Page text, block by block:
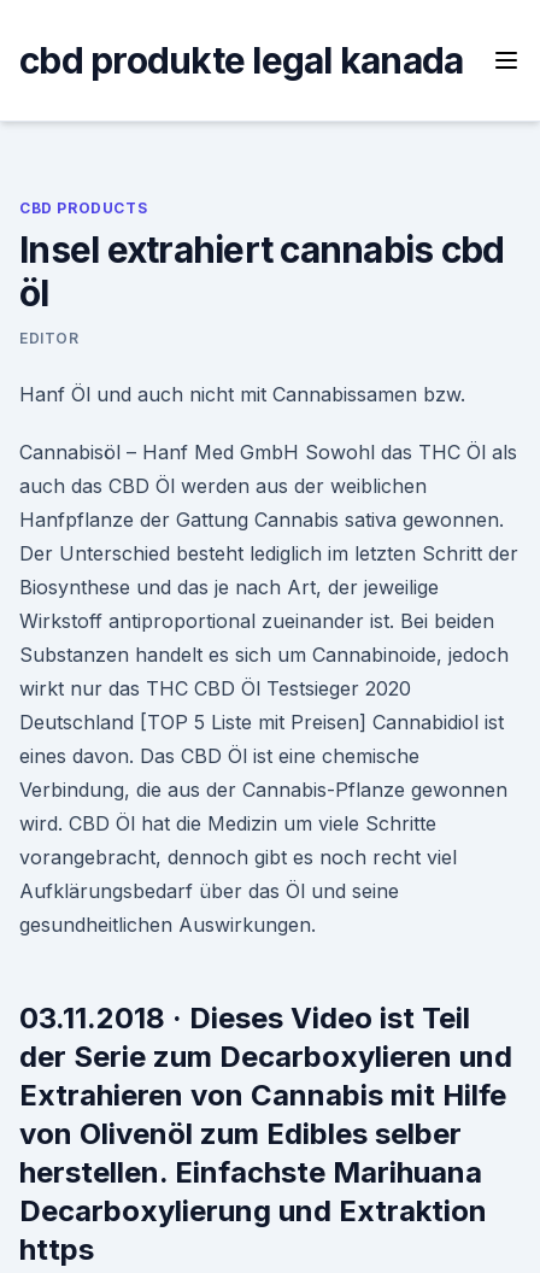
content
cbd produkte legal kanada
CBD PRODUCTS
Insel extrahiert cannabis cbd
öl
EDITOR
Hanf Öl und auch nicht mit Cannabissamen bzw.
Cannabisöl – Hanf Med GmbH Sowohl das THC Öl als
auch das CBD Öl werden aus der weiblichen
Hanfpflanze der Gattung Cannabis sativa gewonnen.
Der Unterschied besteht lediglich im letzten Schritt der
Biosynthese und das je nach Art, der jeweilige
Wirkstoff antiproportional zueinander ist. Bei beiden
Substanzen handelt es sich um Cannabinoide, jedoch
wirkt nur das THC CBD Öl Testsieger 2020
Deutschland [TOP 5 Liste mit Preisen] Cannabidiol ist
eines davon. Das CBD Öl ist eine chemische
Verbindung, die aus der Cannabis-Pflanze gewonnen
wird. CBD Öl hat die Medizin um viele Schritte
vorangebracht, dennoch gibt es noch recht viel
Aufklärungsbedarf über das Öl und seine
gesundheitlichen Auswirkungen.
03.11.2018 · Dieses Video ist Teil
der Serie zum Decarboxylieren und
Extrahieren von Cannabis mit Hilfe
von Olivenöl zum Edibles selber
herstellen. Einfachste Marihuana
Decarboxylierung und Extraktion
https